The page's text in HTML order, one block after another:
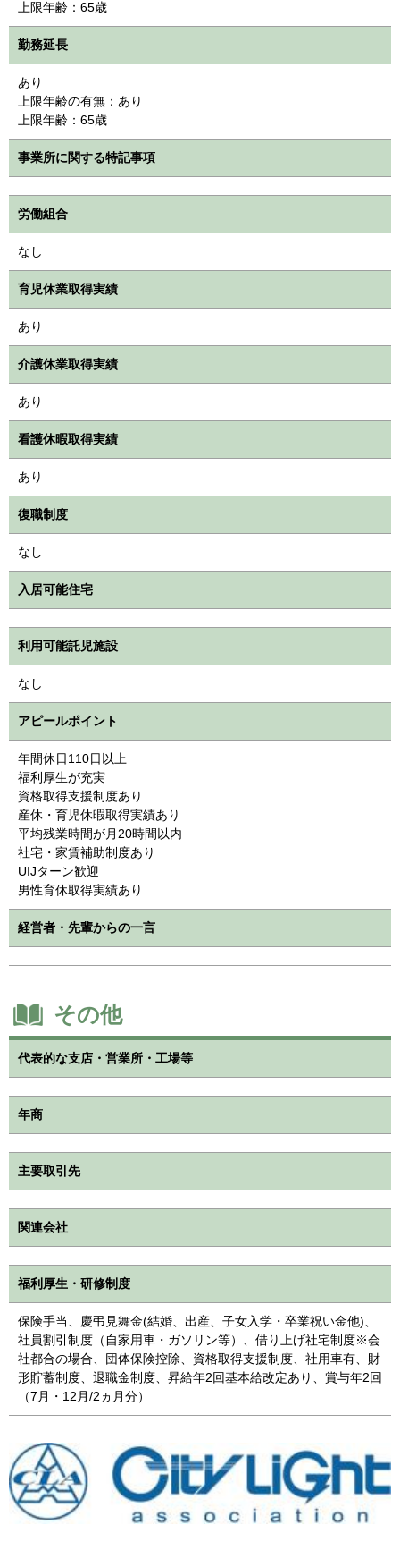
上限年齢：65歳
勤務延長
あり
上限年齢の有無：あり
上限年齢：65歳
事業所に関する特記事項
労働組合
なし
育児休業取得実績
あり
介護休業取得実績
あり
看護休暇取得実績
あり
復職制度
なし
入居可能住宅
利用可能託児施設
なし
アピールポイント
年間休日110日以上
福利厚生が充実
資格取得支援制度あり
産休・育児休暇取得実績あり
平均残業時間が月20時間以内
社宅・家賃補助制度あり
UIJターン歓迎
男性育休取得実績あり
経営者・先輩からの一言
その他
代表的な支店・営業所・工場等
年商
主要取引先
関連会社
福利厚生・研修制度
保険手当、慶弔見舞金(結婚、出産、子女入学・卒業祝い金他)、
社員割引制度（自家用車・ガソリン等）、借り上げ社宅制度※会
社都合の場合、団体保険控除、資格取得支援制度、社用車有、財
形貯蓄制度、退職金制度、昇給年2回基本給改定あり、賞与年2回
（7月・12月/2ヵ月分）